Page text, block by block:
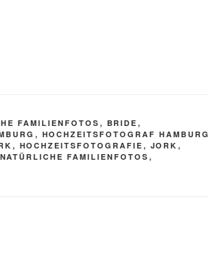
FAMILIENFOTOS , BRIDE ,
, HOCHZEITSFOTOGRAF HAMBURG
, HOCHZEITSFOTOGRAFIE , JORK ,
NATÜRLICHE FAMILIENFOTOS ,